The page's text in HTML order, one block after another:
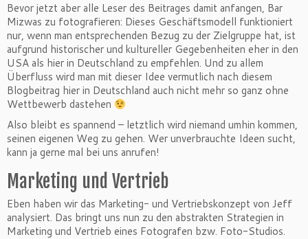
Bevor jetzt aber alle Leser des Beitrages damit anfangen, Bar
Mizwas zu fotografieren: Dieses Geschäftsmodell funktioniert
nur, wenn man entsprechenden Bezug zu der Zielgruppe hat, ist
aufgrund historischer und kultureller Gegebenheiten eher in den
USA als hier in Deutschland zu empfehlen. Und zu allem
Überfluss wird man mit dieser Idee vermutlich nach diesem
Blogbeitrag hier in Deutschland auch nicht mehr so ganz ohne
Wettbewerb dastehen
Also bleibt es spannend – letztlich wird niemand umhin kommen,
seinen eigenen Weg zu gehen. Wer unverbrauchte Ideen sucht,
kann ja gerne mal bei uns anrufen!
Marketing und Vertrieb
Eben haben wir das Marketing- und Vertriebskonzept von Jeff
analysiert. Das bringt uns nun zu den abstrakten Strategien in
Marketing und Vertrieb eines Fotografen bzw. Foto-Studios.